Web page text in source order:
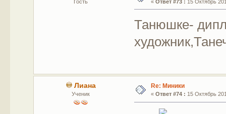
Гость « Ответ #73 : 15 Октябрь
Танюшке-
Лиана
Ученик
Re: Миники
« Ответ #74 : 15 Октябрь